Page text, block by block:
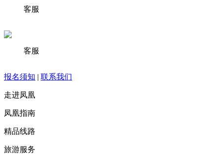
客服
客服
报名须知 | 联系我们
走进凤凰
凤凰指南
精品线路
旅游服务